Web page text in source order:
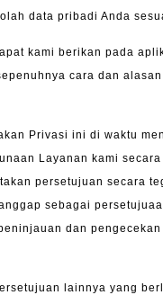
data pribadi Anda
kami berikan pada
cara dan
Privasi ini di waktu
Layanan kami
persetujuan secara
sebagai
dan
lainnya yang